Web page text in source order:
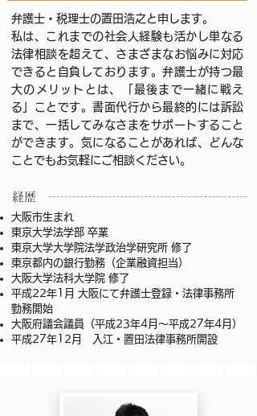
弁護士・税理士の置田浩之と申します。
私は、これまでの社会人経験も活かし単なる
法律相談を超えて、さまざまなお悩みに対応
できると自負しております。弁護士が持つ最
大のメリットとは、「最後まで一緒に戦え
る」ことです。書面代行から最終的には訴訟
まで、一括してみなさまをサポートすること
ができます。気になることがあれば、どんな
ことでもお気軽にご相談ください。
​経歴
大阪市生まれ
東京大学法学部 卒業
東京大学大学院法学政治学研究所 修了
東京都内の銀行勤務（企業融資担当）
大阪大学法科大学院 修了
平成22年1月 大阪にて弁護士登録・法律事務所
勤務開始
大阪府議会議員（平成23年4月～平成27年4月）
平成27年12月 入江・置田法律事務所開設